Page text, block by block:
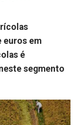
euros em
é
segmento